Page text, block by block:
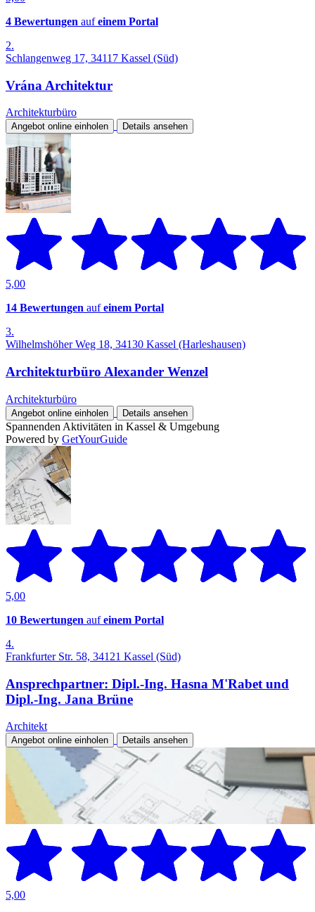
4 Bewertungen aufeinem Portal
2.
Schlangenweg 17, 34117 Kassel (Süd)
Vrána Architektur
Architekturbüro
Angebot online einholen Details ansehen
5,00
14 Bewertungen aufeinem Portal
3.
Wilhelmshöher Weg 18, 34130 Kassel (Harleshausen)
Architekturbüro Alexander Wenzel
Architekturbüro
Angebot online einholen Details ansehen
Spannenden Aktivitäten in Kassel & Umgebung
Powered by GetYourGuide
5,00
10 Bewertungen aufeinem Portal
4.
Frankfurter Str. 58, 34121 Kassel (Süd)
Ansprechpartner: Dipl.-Ing. Hasna M'Rabet und
Dipl.-Ing. Jana Brüne
Architekt
Angebot online einholen Details ansehen
5,00